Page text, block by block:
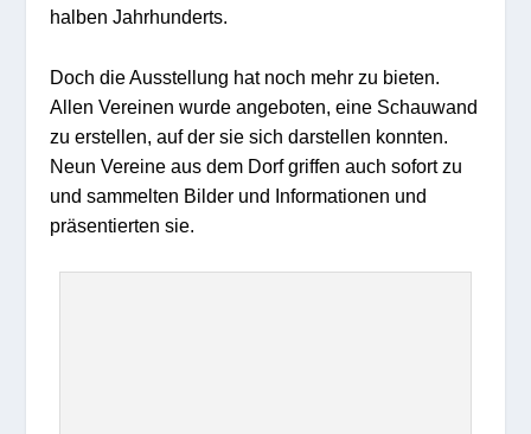
halben Jahrhunderts.
Doch die Ausstellung hat noch mehr zu bieten.
Allen Vereinen wurde angeboten, eine Schauwand
zu erstellen, auf der sie sich darstellen konnten.
Neun Vereine aus dem Dorf griffen auch sofort zu
und sammelten Bilder und Informationen und
präsentierten sie.